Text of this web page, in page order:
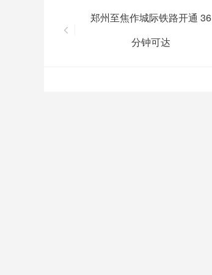
郑州至焦作城际铁路开通 36
分钟可达